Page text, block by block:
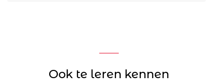
Ook te leren kennen